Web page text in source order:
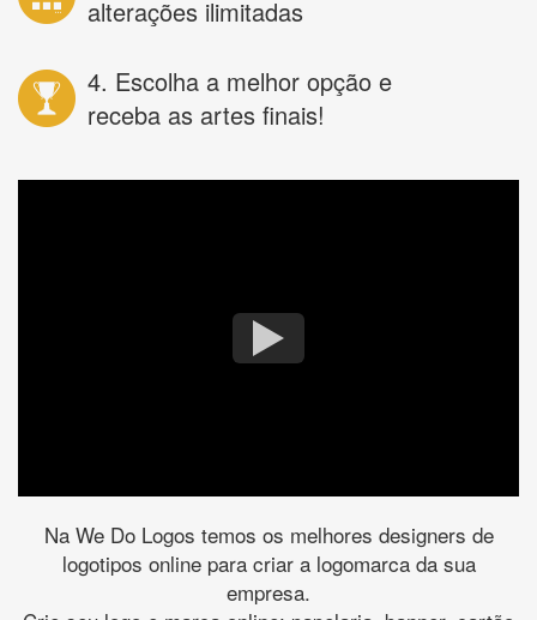
alterações ilimitadas
4. Escolha a melhor opção e
receba as artes finais!
Na We Do Logos temos os melhores designers de
logotipos online para criar a logomarca da sua
empresa.